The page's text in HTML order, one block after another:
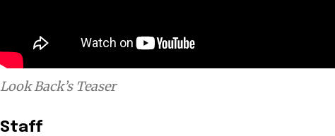
Look Back’s Teaser
Staff